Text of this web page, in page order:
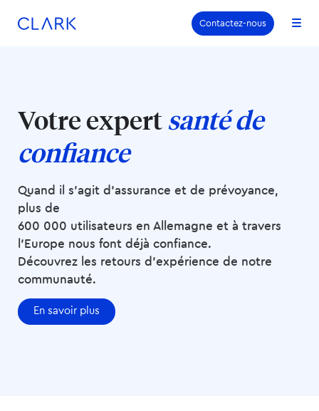
Contactez-nous
Votre expertsanté de
confiance
Quand il s’agit d’assurance et de prévoyance,
plus de
600 000 utilisateurs en Allemagne et à travers
l’Europe nous font déjà confiance.
Découvrez les retours d’expérience de notre
communauté.
En savoir plus